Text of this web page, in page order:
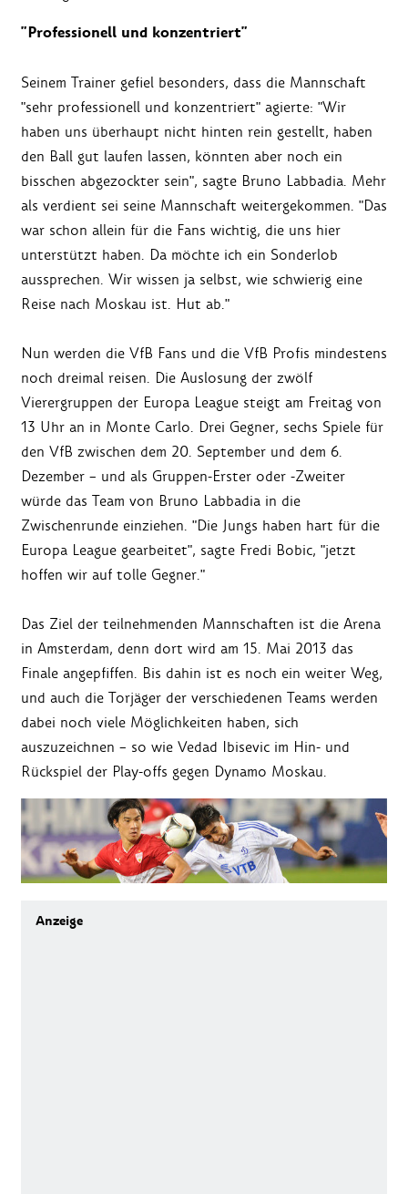
"Professionell und konzentriert"
Seinem Trainer gefiel besonders, dass die Mannschaft
"sehr professionell und konzentriert" agierte: "Wir
haben uns überhaupt nicht hinten rein gestellt, haben
den Ball gut laufen lassen, könnten aber noch ein
bisschen abgezockter sein", sagte Bruno Labbadia. Mehr
als verdient sei seine Mannschaft weitergekommen. "Das
war schon allein für die Fans wichtig, die uns hier
unterstützt haben. Da möchte ich ein Sonderlob
aussprechen. Wir wissen ja selbst, wie schwierig eine
Reise nach Moskau ist. Hut ab."
Nun werden die VfB Fans und die VfB Profis mindestens
noch dreimal reisen. Die Auslosung der zwölf
Vierergruppen der Europa League steigt am Freitag von
13 Uhr an in Monte Carlo. Drei Gegner, sechs Spiele für
den VfB zwischen dem 20. September und dem 6.
Dezember – und als Gruppen-Erster oder -Zweiter
würde das Team von Bruno Labbadia in die
Zwischenrunde einziehen. "Die Jungs haben hart für die
Europa League gearbeitet", sagte Fredi Bobic, "jetzt
hoffen wir auf tolle Gegner."
Das Ziel der teilnehmenden Mannschaften ist die Arena
in Amsterdam, denn dort wird am 15. Mai 2013 das
Finale angepfiffen. Bis dahin ist es noch ein weiter Weg,
und auch die Torjäger der verschiedenen Teams werden
dabei noch viele Möglichkeiten haben, sich
auszuzeichnen – so wie Vedad Ibisevic im Hin- und
Rückspiel der Play-offs gegen Dynamo Moskau.